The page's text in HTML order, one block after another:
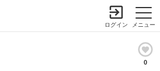
メニュー
ログイン
0